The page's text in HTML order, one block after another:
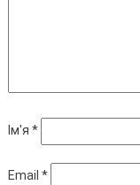
Ім'я *
Email *